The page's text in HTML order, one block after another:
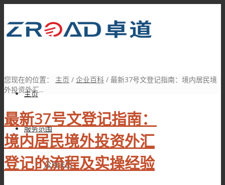
主页
服务范围
公司注册
您现在的位置： 主页 / 企业百科 / 最新37号文登记指南：境内居民境
外投资外汇...
最新37号文登记指南：
境内居民境外投资外汇
登记的流程及实操经验